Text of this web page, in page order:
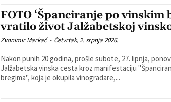
FOTO ‘Španciranje po vinskim
vratilo život Jalžabetskoj
Zvonimir Markač - Četvrtak, 2. srpnja 2026.
Nakon punih 20 godina, prošle subote, 27. lipnja,
Jalžabetska vinska cesta kroz manifestaciju
bregima", koja je okupila vinogradare,...